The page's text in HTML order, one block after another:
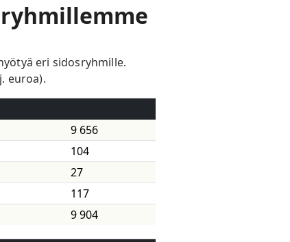
eri sidosryhmille.
euroa).
9 656
104
27
117
9 904